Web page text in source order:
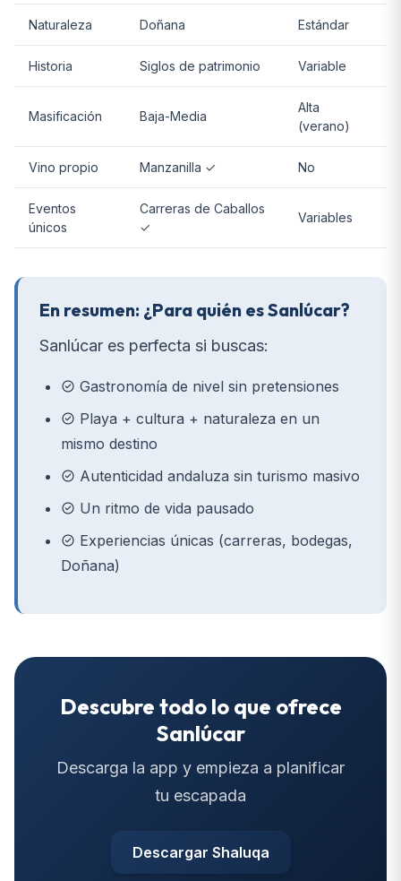
Naturaleza Doñana Estándar
Historia Siglos de patrimonio Variable
Masificación Baja-Media
Alta
(verano)
Vino propio Manzanilla ✓ No
Eventos
únicos
Carreras de Caballos
✓
Variables
En resumen: ¿Para quién es Sanlúcar?
Sanlúcar es perfecta si buscas:
Gastronomía de nivel sin pretensiones
Playa + cultura + naturaleza en un
mismo destino
Autenticidad andaluza sin turismo masivo
Un ritmo de vida pausado
Experiencias únicas (carreras, bodegas,
Doñana)
Descubre todo lo que ofrece
Sanlúcar
Descarga la app y empieza a planificar
tu escapada
Descargar Shaluqa